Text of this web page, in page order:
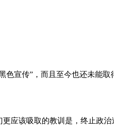
宣传”，而且至今也还未能取
该吸取的教训是，终止政